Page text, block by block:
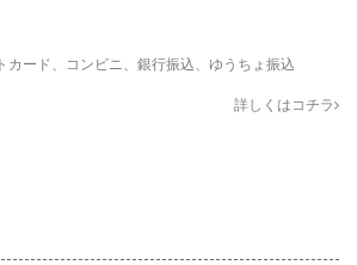
カード、コンビニ、銀行振込、ゆうちょ振込
詳しくはコチラ